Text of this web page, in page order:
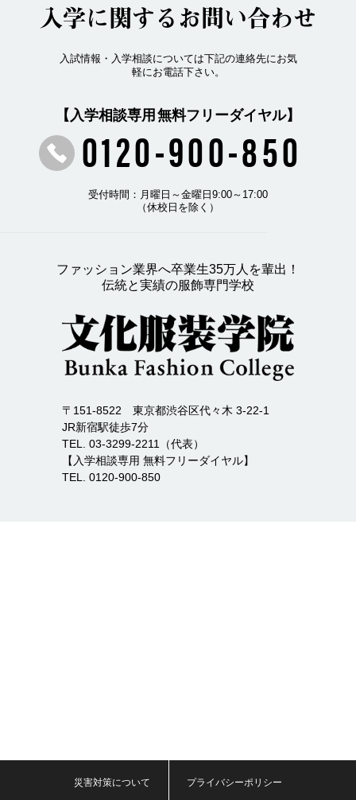
入学に関するお問い合わせ
入試情報・入学相談については下記の連絡先にお気
軽にお電話下さい。
0120-900-850
【入学相談専用 無料フリーダイヤル】
受付時間：月曜日～金曜日9:00～17:00
（休校日を除く）
ファッション業界へ卒業生35万人を輩出！
伝統と実績の服飾専門学校
〒151-8522 東京都渋谷区代々木 3-22-1
JR新宿駅徒歩7分
TEL. 03-3299-2211（代表）
【入学相談専用 無料フリーダイヤル】
TEL. 0120-900-850
災害対策について プライバシーポリシー